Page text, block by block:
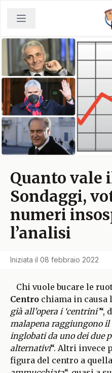
Quanto vale
Sondaggi,
numeri
l’analisi
Iniziata il 08 febbraio 2022
Chi vuole bucare le
Centro chiama in causa
già all’opera i ‘centrini’“,
malapena raggiungono il
inglobati da uno dei due
alternativi“. Altri invece
figura del centro a